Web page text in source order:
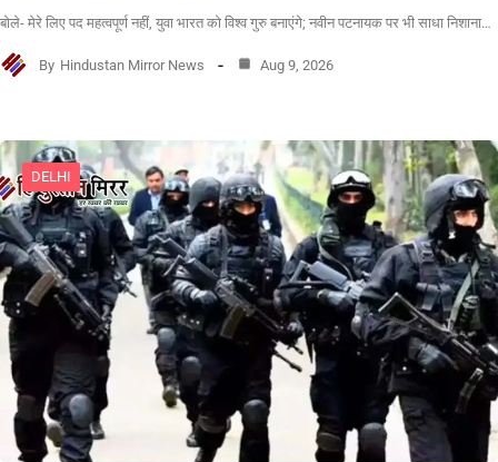
बोले- मेरे लिए पद महत्वपूर्ण नहीं, युवा भारत को विश्व गुरु बनाएंगे; नवीन पटनायक पर भी साधा निशाना…
By Hindustan Mirror News Aug 9, 2026
DELHI